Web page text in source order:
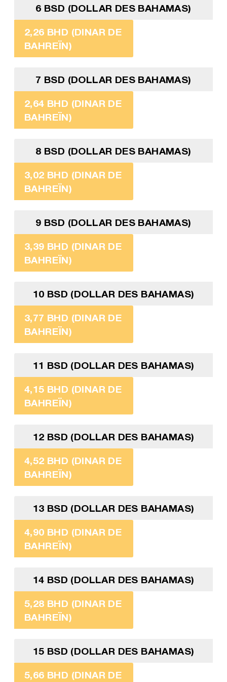
6 BSD (DOLLAR DES BAHAMAS)
2,26 BHD (DINAR DE
BAHREÏN)
7 BSD (DOLLAR DES BAHAMAS)
2,64 BHD (DINAR DE
BAHREÏN)
8 BSD (DOLLAR DES BAHAMAS)
3,02 BHD (DINAR DE
BAHREÏN)
9 BSD (DOLLAR DES BAHAMAS)
3,39 BHD (DINAR DE
BAHREÏN)
10 BSD (DOLLAR DES BAHAMAS)
3,77 BHD (DINAR DE
BAHREÏN)
11 BSD (DOLLAR DES BAHAMAS)
4,15 BHD (DINAR DE
BAHREÏN)
12 BSD (DOLLAR DES BAHAMAS)
4,52 BHD (DINAR DE
BAHREÏN)
13 BSD (DOLLAR DES BAHAMAS)
4,90 BHD (DINAR DE
BAHREÏN)
14 BSD (DOLLAR DES BAHAMAS)
5,28 BHD (DINAR DE
BAHREÏN)
15 BSD (DOLLAR DES BAHAMAS)
5,66 BHD (DINAR DE